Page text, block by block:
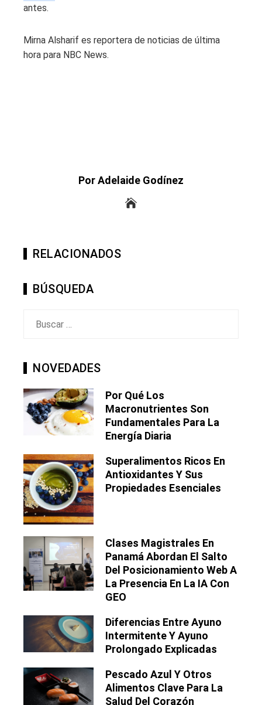
antes.
Mirna Alsharif es reportera de noticias de última
hora para NBC News.
Por Adelaide Godínez
RELACIONADOS
BÚSQUEDA
NOVEDADES
Por Qué Los
Macronutrientes Son
Fundamentales Para La
Energía Diaria
Superalimentos Ricos En
Antioxidantes Y Sus
Propiedades Esenciales
Clases Magistrales En
Panamá Abordan El Salto
Del Posicionamiento Web A
La Presencia En La IA Con
GEO
Diferencias Entre Ayuno
Intermitente Y Ayuno
Prolongado Explicadas
Pescado Azul Y Otros
Alimentos Clave Para La
Salud Del Corazón